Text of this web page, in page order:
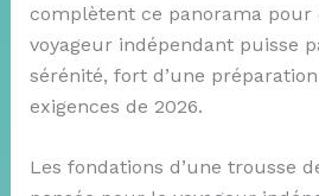
complètent ce panorama pour
voyageur indépendant puisse
sérénité, fort d’une
exigences de 2026.
Les fondations d’une trousse